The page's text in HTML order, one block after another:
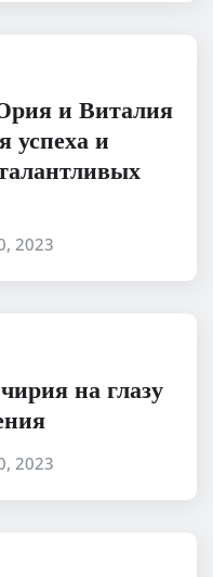
и Виталия
успеха и
2023
на глазу
2023